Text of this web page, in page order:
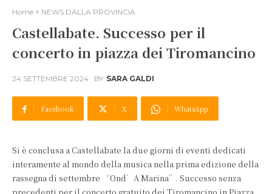
Home NEWS DALLA PROVINCIA
Castellabate. Successo per il
concerto in piazza dei Tiromancino
24 SETTEMBRE 2024 BY SARA GALDI
Facebook X WhatsApp
Si è conclusa a Castellabate la due giorni di eventi dedicati
interamente al mondo della musica nella prima edizione della
rassegna di settembre “Ond’A Marina”. Successo senza